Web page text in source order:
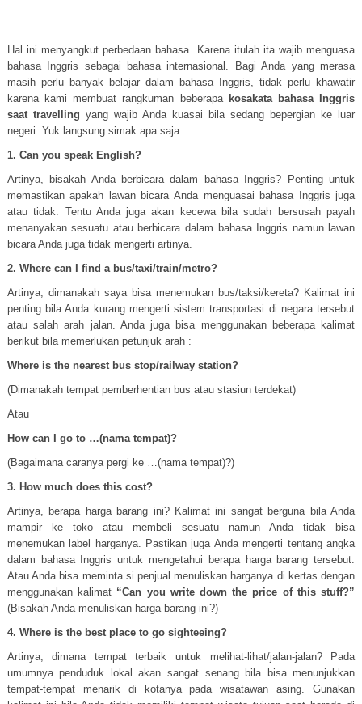
Hal ini menyangkut perbedaan bahasa. Karena itulah ita wajib menguasa
bahasa Inggris sebagai bahasa internasional. Bagi Anda yang merasa
masih perlu banyak belajar dalam bahasa Inggris, tidak perlu khawatir
karena kami membuat rangkuman beberapa kosakata bahasa Inggris
saat travelling yang wajib Anda kuasai bila sedang bepergian ke luar
negeri. Yuk langsung simak apa saja :
1. Can you speak English?
Artinya, bisakah Anda berbicara dalam bahasa Inggris? Penting untuk
memastikan apakah lawan bicara Anda menguasai bahasa Inggris juga
atau tidak. Tentu Anda juga akan kecewa bila sudah bersusah payah
menanyakan sesuatu atau berbicara dalam bahasa Inggris namun lawan
bicara Anda juga tidak mengerti artinya.
2. Where can I find a bus/taxi/train/metro?
Artinya, dimanakah saya bisa menemukan bus/taksi/kereta? Kalimat ini
penting bila Anda kurang mengerti sistem transportasi di negara tersebut
atau salah arah jalan. Anda juga bisa menggunakan beberapa kalimat
berikut bila memerlukan petunjuk arah :
Where is the nearest bus stop/railway station?
(Dimanakah tempat pemberhentian bus atau stasiun terdekat)
Atau
How can I go to …(nama tempat)?
(Bagaimana caranya pergi ke …(nama tempat)?)
3. How much does this cost?
Artinya, berapa harga barang ini? Kalimat ini sangat berguna bila Anda
mampir ke toko atau membeli sesuatu namun Anda tidak bisa
menemukan label harganya. Pastikan juga Anda mengerti tentang angka
dalam bahasa Inggris untuk mengetahui berapa harga barang tersebut.
Atau Anda bisa meminta si penjual menuliskan harganya di kertas dengan
menggunakan kalimat “Can you write down the price of this stuff?”
(Bisakah Anda menuliskan harga barang ini?)
4. Where is the best place to go sighteeing?
Artinya, dimana tempat terbaik untuk melihat-lihat/jalan-jalan? Pada
umumnya penduduk lokal akan sangat senang bila bisa menunjukkan
tempat-tempat menarik di kotanya pada wisatawan asing. Gunakan